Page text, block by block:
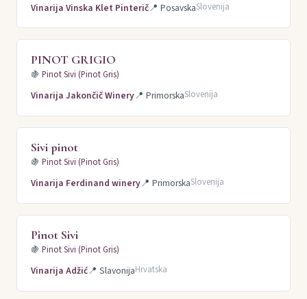
Vinarija Vinska Klet Pinterič📍 PosavskaSlovenija
PINOT GRIGIO
🍇 Pinot Sivi (Pinot Gris)
Vinarija Jakončič Winery📍 PrimorskaSlovenija
Sivi pinot
🍇 Pinot Sivi (Pinot Gris)
Vinarija Ferdinand winery📍 PrimorskaSlovenija
Pinot Sivi
🍇 Pinot Sivi (Pinot Gris)
Vinarija Adžić📍 SlavonijaHrvatska